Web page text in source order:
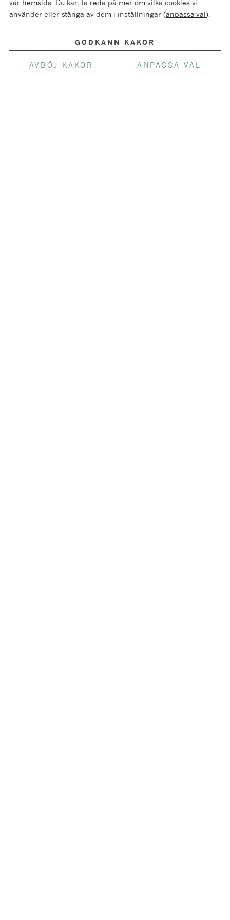
Pris:1599kr Pris:479kr
TILLFÄLLIGT
SORTIMENT
vår hemsida. Du kan ta reda på mer om vilka cookies vi
använder eller stänga av dem i inställningar (anpassa val).
GODKÄNN KAKOR
AVBÖJ KAKOR ANPASSA VAL